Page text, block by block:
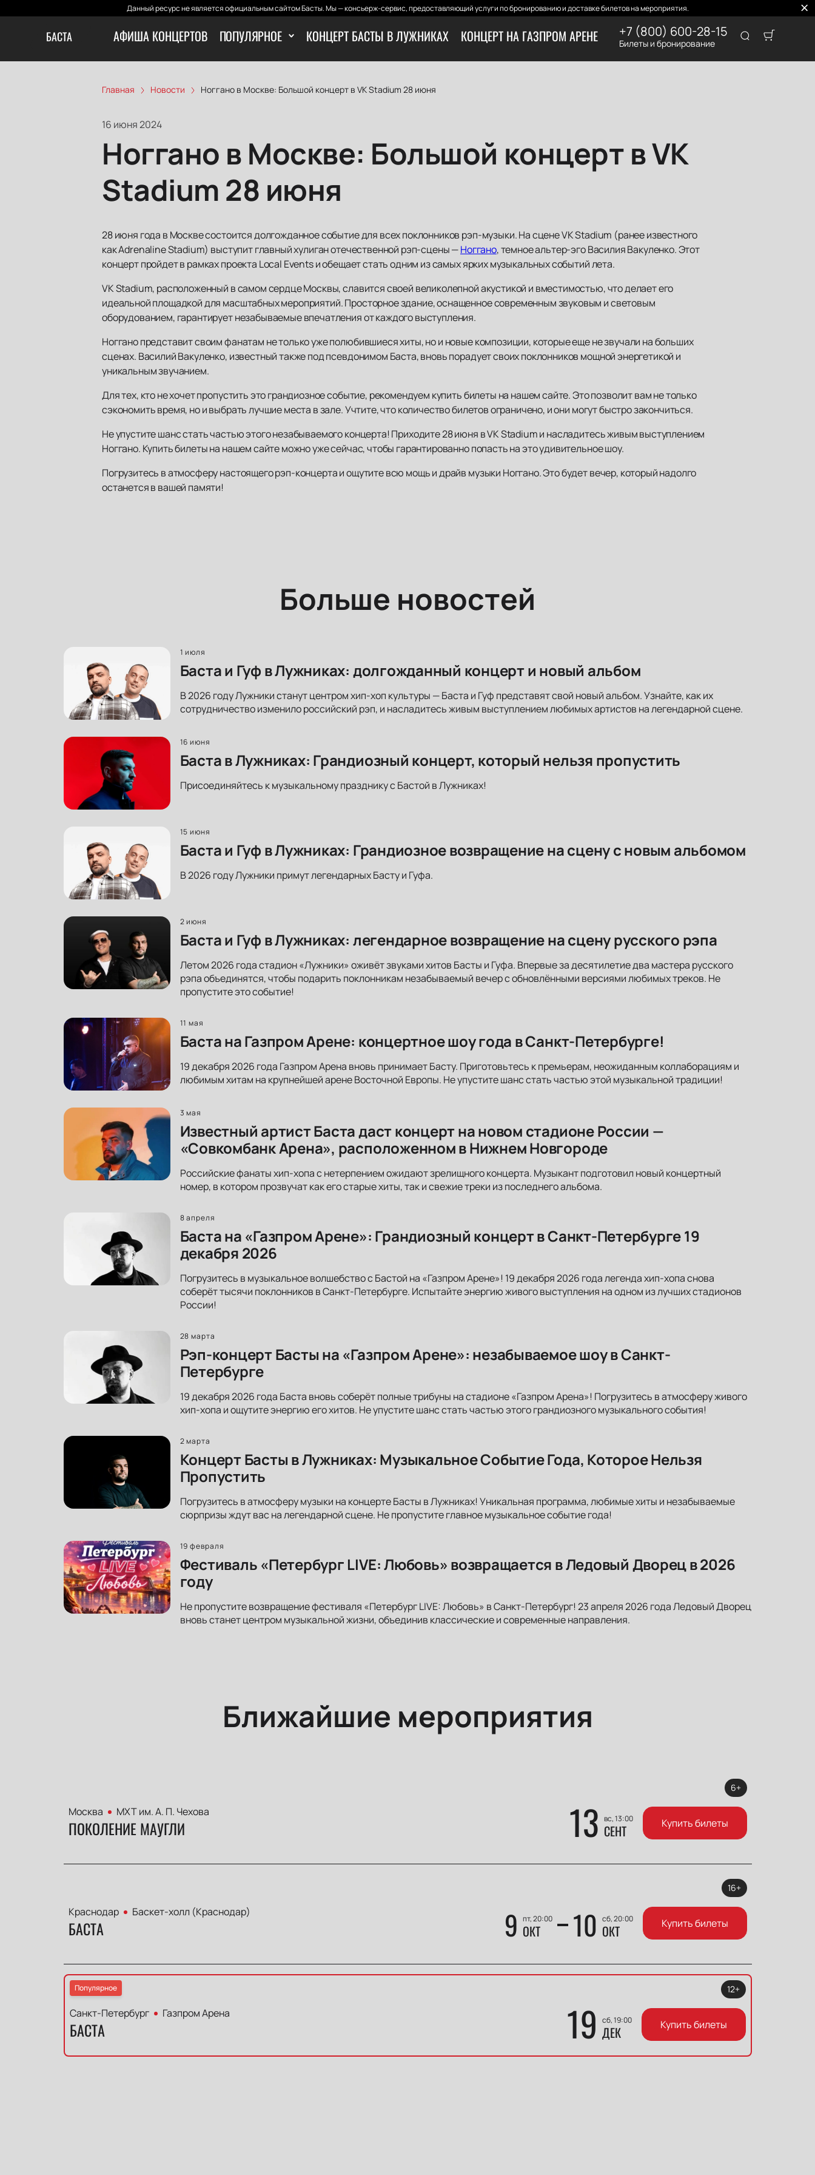
Данный ресурс не является официальным сайтом Басты. Мы — консьерж-сервис, предоставляющий услуги по бронированию и доставке билетов на мероприятия.
БАСТА АФИША КОНЦЕРТОВ ПОПУЛЯРНОЕ КОНЦЕРТ БАСТЫ В ЛУЖНИКАХ КОНЦЕРТ НА ГАЗПРОМ АРЕНЕ +7 (800) 600-28-15
Билеты и бронирование
Главная Новости Ноггано в Москве: Большой концерт в VK Stadium 28 июня
16 июня 2024
Ноггано в Москве: Большой концерт в VK
Stadium 28 июня
28 июня года в Москве состоится долгожданное событие для всех поклонников рэп-музыки. На сцене VK Stadium (ранее известного
как Adrenaline Stadium) выступит главный хулиган отечественной рэп-сцены —Ноггано, темное альтер-эго Василия Вакуленко. Этот
концерт пройдет в рамках проекта Local Events и обещает стать одним из самых ярких музыкальных событий лета.
VK Stadium, расположенный в самом сердце Москвы, славится своей великолепной акустикой и вместимостью, что делает его
идеальной площадкой для масштабных мероприятий. Просторное здание, оснащенное современным звуковым и световым
оборудованием, гарантирует незабываемые впечатления от каждого выступления.
Ноггано представит своим фанатам не только уже полюбившиеся хиты, но и новые композиции, которые еще не звучали на больших
сценах. Василий Вакуленко, известный также под псевдонимом Баста, вновь порадует своих поклонников мощной энергетикой и
уникальным звучанием.
Для тех, кто не хочет пропустить это грандиозное событие, рекомендуем купить билеты на нашем сайте. Это позволит вам не только
сэкономить время, но и выбрать лучшие места в зале. Учтите, что количество билетов ограничено, и они могут быстро закончиться.
Не упустите шанс стать частью этого незабываемого концерта! Приходите 28 июня в VK Stadium и насладитесь живым выступлением
Ноггано. Купить билеты на нашем сайте можно уже сейчас, чтобы гарантированно попасть на это удивительное шоу.
Погрузитесь в атмосферу настоящего рэп-концерта и ощутите всю мощь и драйв музыки Ноггано. Это будет вечер, который надолго
останется в вашей памяти!
Больше новостей
1 июля
Баста и Гуф в Лужниках: долгожданный концерт и новый альбом
В 2026 году Лужники станут центром хип-хоп культуры — Баста и Гуф представят свой новый альбом. Узнайте, как их
сотрудничество изменило российский рэп, и насладитесь живым выступлением любимых артистов на легендарной сцене.
16 июня
Баста в Лужниках: Грандиозный концерт, который нельзя пропустить
Присоединяйтесь к музыкальному празднику с Бастой в Лужниках!
15 июня
Баста и Гуф в Лужниках: Грандиозное возвращение на сцену с новым альбомом
В 2026 году Лужники примут легендарных Басту и Гуфа.
2 июня
Баста и Гуф в Лужниках: легендарное возвращение на сцену русского рэпа
Летом 2026 года стадион «Лужники» оживёт звуками хитов Басты и Гуфа. Впервые за десятилетие два мастера русского
рэпа объединятся, чтобы подарить поклонникам незабываемый вечер с обновлёнными версиями любимых треков. Не
пропустите это событие!
11 мая
Баста на Газпром Арене: концертное шоу года в Санкт-Петербурге!
19 декабря 2026 года Газпром Арена вновь принимает Басту. Приготовьтесь к премьерам, неожиданным коллаборациям и
любимым хитам на крупнейшей арене Восточной Европы. Не упустите шанс стать частью этой музыкальной традиции!
3 мая
Известный артист Баста даст концерт на новом стадионе России —
«Совкомбанк Арена», расположенном в Нижнем Новгороде
Российские фанаты хип-хопа с нетерпением ожидают зрелищного концерта. Музыкант подготовил новый концертный
номер, в котором прозвучат как его старые хиты, так и свежие треки из последнего альбома.
8 апреля
Баста на «Газпром Арене»: Грандиозный концерт в Санкт-Петербурге 19
декабря 2026
Погрузитесь в музыкальное волшебство с Бастой на «Газпром Арене»! 19 декабря 2026 года легенда хип-хопа снова
соберёт тысячи поклонников в Санкт-Петербурге. Испытайте энергию живого выступления на одном из лучших стадионов
России!
28 марта
Рэп-концерт Басты на «Газпром Арене»: незабываемое шоу в Санкт-
Петербурге
19 декабря 2026 года Баста вновь соберёт полные трибуны на стадионе «Газпром Арена»! Погрузитесь в атмосферу живого
хип-хопа и ощутите энергию его хитов. Не упустите шанс стать частью этого грандиозного музыкального события!
2 марта
Концерт Басты в Лужниках: Музыкальное Событие Года, Которое Нельзя
Пропустить
Погрузитесь в атмосферу музыки на концерте Басты в Лужниках! Уникальная программа, любимые хиты и незабываемые
сюрпризы ждут вас на легендарной сцене. Не пропустите главное музыкальное событие года!
19 февраля
Фестиваль «Петербург LIVE: Любовь» возвращается в Ледовый Дворец в 2026
году
Не пропустите возвращение фестиваля «Петербург LIVE: Любовь» в Санкт-Петербург! 23 апреля 2026 года Ледовый Дворец
вновь станет центром музыкальной жизни, объединив классические и современные направления.
Ближайшие мероприятия
Москва МХТ им. А. П. Чехова
ПОКОЛЕНИЕ МАУГЛИ 13 вс, 13:00
СЕНТ
6+
Купить билеты
Краснодар Баскет-холл (Краснодар)
БАСТА 9 пт, 20:00
ОКТ 10 сб, 20:00
ОКТ
16+
Купить билеты
Популярное
Санкт-Петербург Газпром Арена
БАСТА 19 сб, 19:00
ДЕК
12+
Купить билеты